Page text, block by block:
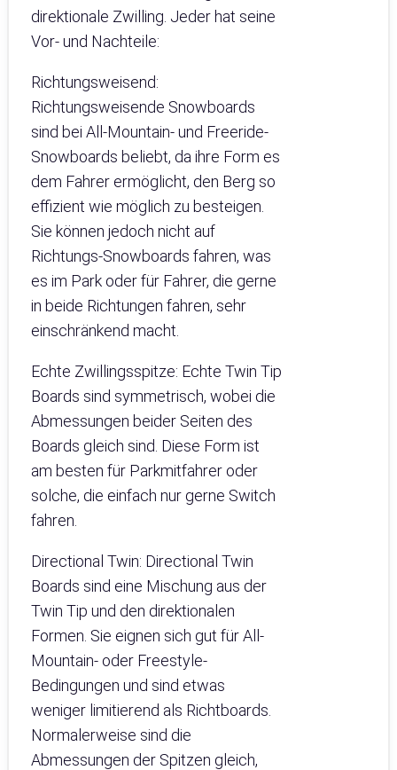
direktionale Zwilling. Jeder hat seine
Vor- und Nachteile:
Richtungsweisend:
Richtungsweisende Snowboards
sind bei All-Mountain- und Freeride-
Snowboards beliebt, da ihre Form es
dem Fahrer ermöglicht, den Berg so
effizient wie möglich zu besteigen.
Sie können jedoch nicht auf
Richtungs-Snowboards fahren, was
es im Park oder für Fahrer, die gerne
in beide Richtungen fahren, sehr
einschränkend macht.
Echte Zwillingsspitze: Echte Twin Tip
Boards sind symmetrisch, wobei die
Abmessungen beider Seiten des
Boards gleich sind. Diese Form ist
am besten für Parkmitfahrer oder
solche, die einfach nur gerne Switch
fahren.
Directional Twin: Directional Twin
Boards sind eine Mischung aus der
Twin Tip und den direktionalen
Formen. Sie eignen sich gut für All-
Mountain- oder Freestyle-
Bedingungen und sind etwas
weniger limitierend als Richtboards.
Normalerweise sind die
Abmessungen der Spitzen gleich,